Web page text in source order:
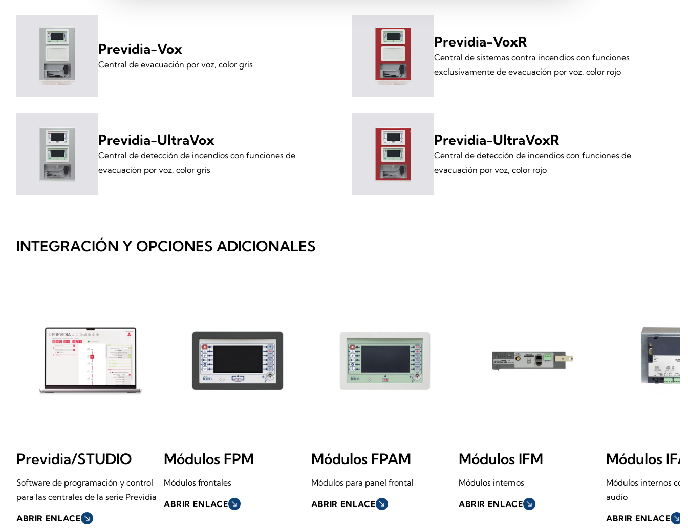
Previdia-Vox
Central de evacuación por voz, color gris
Previdia-VoxR
Central de sistemas contra incendios con funciones
exclusivamente de evacuación por voz, color rojo
Previdia-UltraVox
Central de detección de incendios con funciones de
evacuación por voz, color gris
Previdia-UltraVoxR
Central de detección de incendios con funciones de
evacuación por voz, color rojo
INTEGRACIÓN Y OPCIONES ADICIONALES
Previdia/STUDIO
Software de programación y control
para las centrales de la serie Previdia
ABRIR ENLACE south_east
Módulos FPM
Módulos frontales
ABRIR ENLACE south_east
Módulos FPAM
Módulos para panel frontal
ABRIR ENLACE south_east
Módulos IFM
Módulos internos
ABRIR ENLACE south_east
Módulos
Módulos internos
audio
ABRIR ENLACE south_east